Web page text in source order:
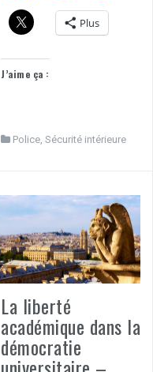
Plus
J’aime ça :
Police Sécurité intérieure
La liberté
académique dans la
démocratie